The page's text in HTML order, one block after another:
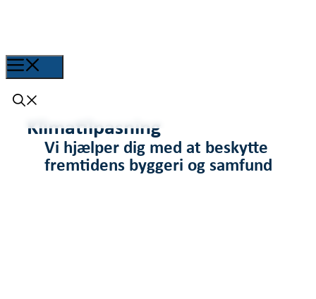
Klimatilpasning
Vi hjælper dig med at beskytte
fremtidens byggeri og samfund